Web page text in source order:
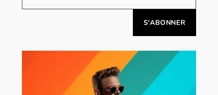
Alternative: